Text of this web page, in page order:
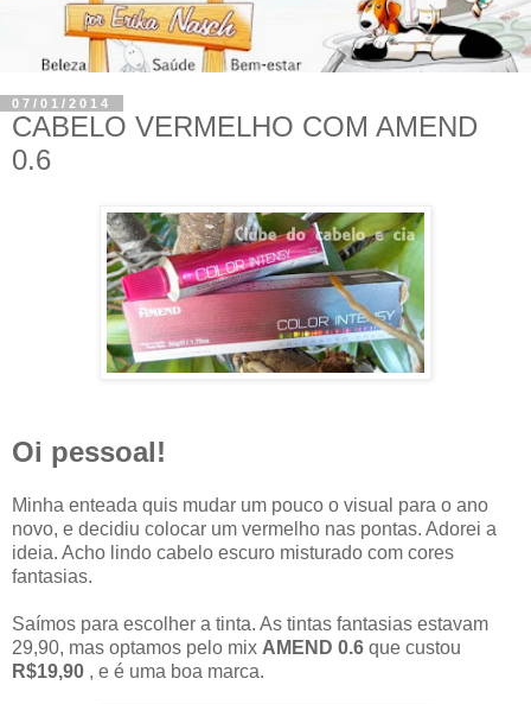
07/01/2014
CABELO VERMELHO COM AMEND
0.6
Oi pessoal!
Minha enteada quis mudar um pouco o visual para o ano
novo, e decidiu colocar um vermelho nas pontas. Adorei a
ideia. Acho lindo cabelo escuro misturado com cores
fantasias.
Saímos para escolher a tinta. As tintas fantasias estavam
29,90, mas optamos pelo mix AMEND 0.6 que custou
R$19,90 , e é uma boa marca.